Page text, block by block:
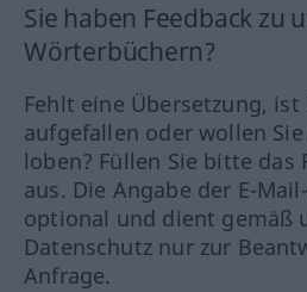
Sie haben Feedback zu
Wörterbüchern?
Fehlt eine Übersetzung,
aufgefallen oder wollen
loben? Füllen Sie bitte das
aus. Die Angabe der E-
optional und dient gemäß
Datenschutz nur zur
Anfrage.